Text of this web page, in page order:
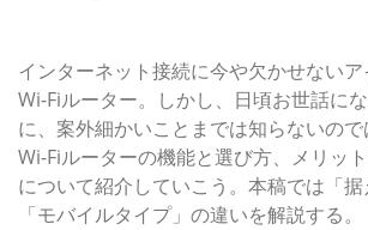
インターネット接続に今や欠かせない
Wi-Fiルーター。しかし、日頃お世話に
に、案外細かいことまでは知らないので
Wi-Fiルーターの機能と選び方、メリッ
について紹介していこう。本稿では「
「モバイルタイプ」の違いを解説する。